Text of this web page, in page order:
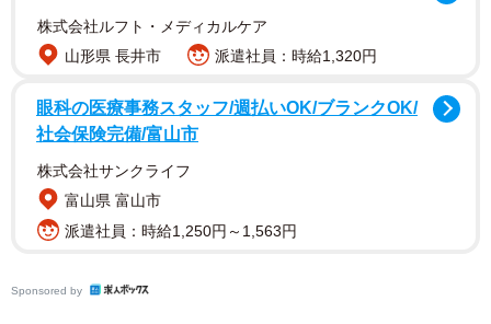
2/7
60歳以降も現在の職種で働き続けられると思うか（提供画像）
はじめに、「60歳以降も現在の職種で働き続けられると思
した人は39.8％にのぼり、「働き続けられないと思う」
株式会社ルフト・メディカルケア
山形県 長井市
派遣社員：時給1,320円
眼科の医療事務スタッフ/週払いOK/ブランクOK/
社会保険完備/富山市
株式会社サンクライフ
富山県 富山市
派遣社員：時給1,250円～1,563円
Sponsored by